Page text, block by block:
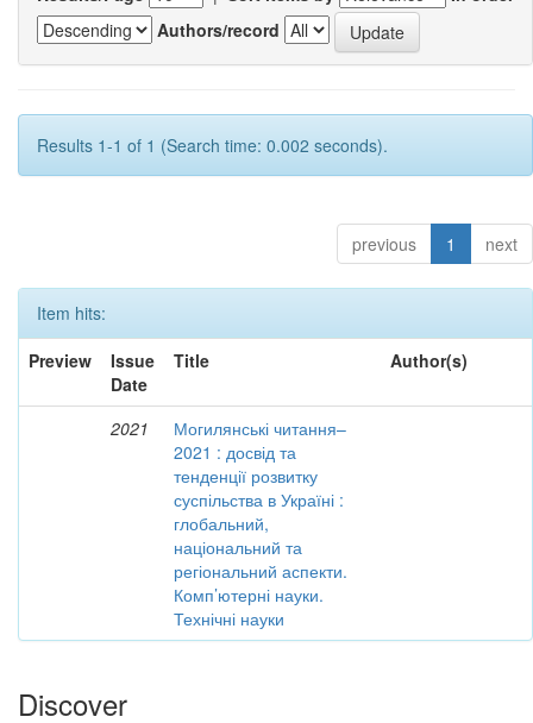
Authors/record
Results 1-1 of 1 (Search time: 0.002 seconds).
previous 1 next
Item hits:
Preview
Issue
Date
Title Author(s)
2021
Могилянські читання–
2021 : досвід та
тенденції розвитку
суспільства в Україні :
глобальний,
національний та
регіональний аспекти.
Комп’ютерні науки.
Технічні науки
Discover